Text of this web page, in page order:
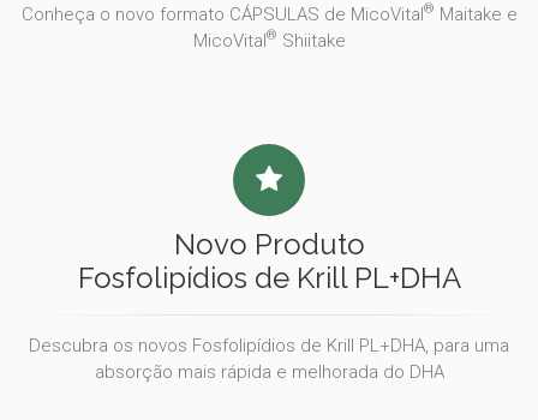
Conheça o novo formato CÁPSULAS de MicoVital® Maitake e
MicoVital® Shiitake
Novo Produto
Fosfolipídios de Krill PL+DHA
Descubra os novos Fosfolipídios de Krill PL+DHA, para uma
absorção mais rápida e melhorada do DHA